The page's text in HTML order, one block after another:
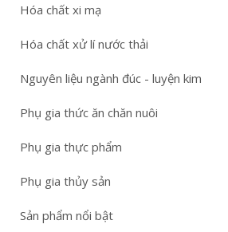
Hóa chất xi mạ
Hóa chất xử lí nước thải
Nguyên liệu ngành đúc - luyện kim
Phụ gia thức ăn chăn nuôi
Phụ gia thực phẩm
Phụ gia thủy sản
Sản phẩm nổi bật